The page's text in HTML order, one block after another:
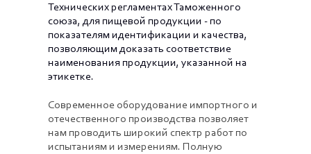
Технических регламентах Таможенного
союза, для пищевой продукции - по
показателям идентификации и качества,
позволяющим доказать соответствие
наименования продукции, указанной на
этикетке.
Современное оборудование импортного и
отечественного производства позволяет
нам проводить широкий спектр работ по
испытаниям и измерениям. Полную